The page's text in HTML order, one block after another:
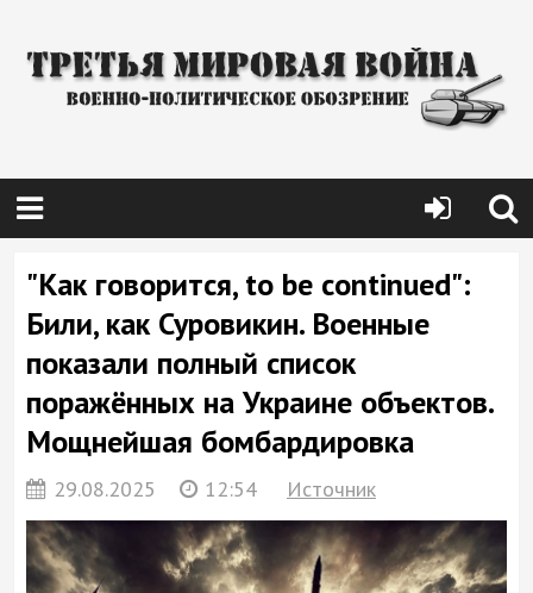
"Как говорится, to be continued":
Били, как Суровикин. Военные
показали полный список
поражённых на Украине объектов.
Мощнейшая бомбардировка
29.08.2025 12:54 Источник